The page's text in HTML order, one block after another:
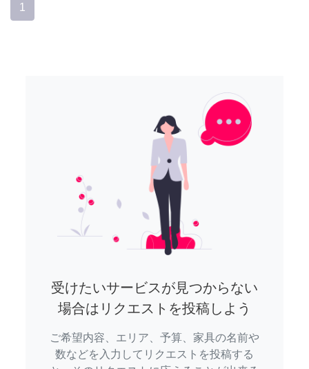
1
受けたいサービスが見つからない
場合はリクエストを投稿しよう
ご希望内容、エリア、予算、家具の名前や
数などを入力してリクエストを投稿する